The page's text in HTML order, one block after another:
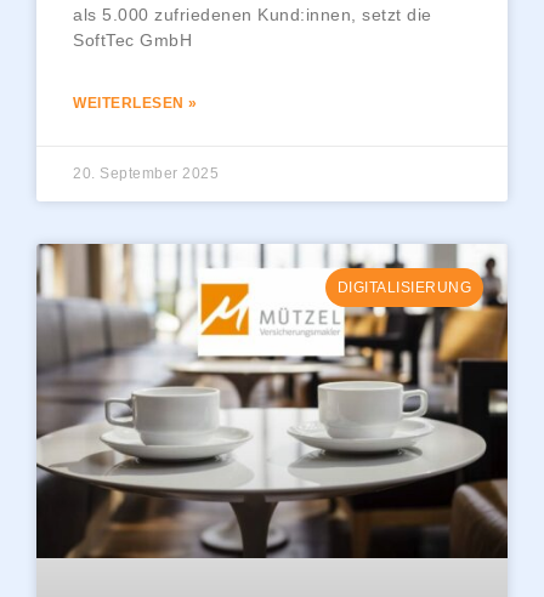
als 5.000 zufriedenen Kund:innen, setzt die
SoftTec GmbH
WEITERLESEN »
20. September 2025
DIGITALISIERUNG